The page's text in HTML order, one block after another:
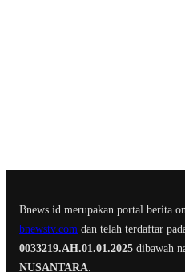
Bnews.id merupakan portal berita
bnewstv.com dan telah terdaftar
0033219.AH.01.01.2025 dibawah
NUSANTARA